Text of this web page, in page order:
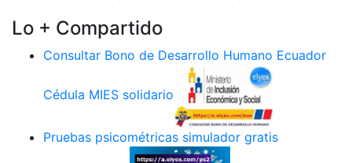
Lo + Compartido
Consultar Bono de Desarrollo Humano Ecuador
Cédula MIES solidario
Pruebas psicométricas simulador gratis